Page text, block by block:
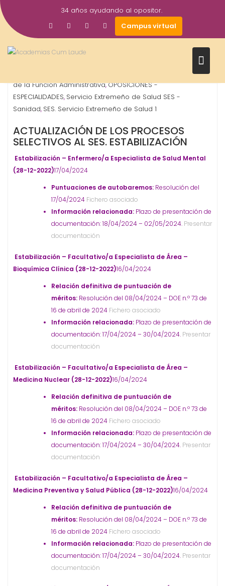
Saltar
al
contenido
34 años ayudando al opositor.
Campus virtual
Abr
2024
Gestor AcademiasCumLaude
Gestión
de la Función Administrativa,OPOSICIONES -
ESPECIALIDADES, Servicio Extremeño de Salud SES -
Sanidad, SES. Servicio Extremeño de Salud 1
ACTUALIZACIÓN DE LOS PROCESOS
SELECTIVOS AL SES. ESTABILIZACIÓN
Estabilización – Enfermero/a Especialista de Salud Mental
(28-12-2022)17/04/2024
Puntuaciones de autobaremos: Resolución del
17/04/2024 Fichero asociado
Información relacionada: Plazo de presentación de
documentación: 18/04/2024 – 02/05/2024. Presentar
documentación
Estabilización – Facultativo/a Especialista de Área –
Bioquímica Clínica (28-12-2022)16/04/2024
Relación definitiva de puntuación de
méritos: Resolución del 08/04/2024 – DOE n.º 73 de
16 de abril de 2024 Fichero asociado
Información relacionada: Plazo de presentación de
documentación: 17/04/2024 – 30/04/2024. Presentar
documentación
Estabilización – Facultativo/a Especialista de Área –
Medicina Nuclear (28-12-2022)16/04/2024
Relación definitiva de puntuación de
méritos: Resolución del 08/04/2024 – DOE n.º 73 de
16 de abril de 2024 Fichero asociado
Información relacionada: Plazo de presentación de
documentación: 17/04/2024 – 30/04/2024. Presentar
documentación
Estabilización – Facultativo/a Especialista de Área –
Medicina Preventiva y Salud Pública (28-12-2022)16/04/2024
Relación definitiva de puntuación de
méritos: Resolución del 08/04/2024 – DOE n.º 73 de
16 de abril de 2024 Fichero asociado
Información relacionada: Plazo de presentación de
documentación: 17/04/2024 – 30/04/2024. Presentar
documentación